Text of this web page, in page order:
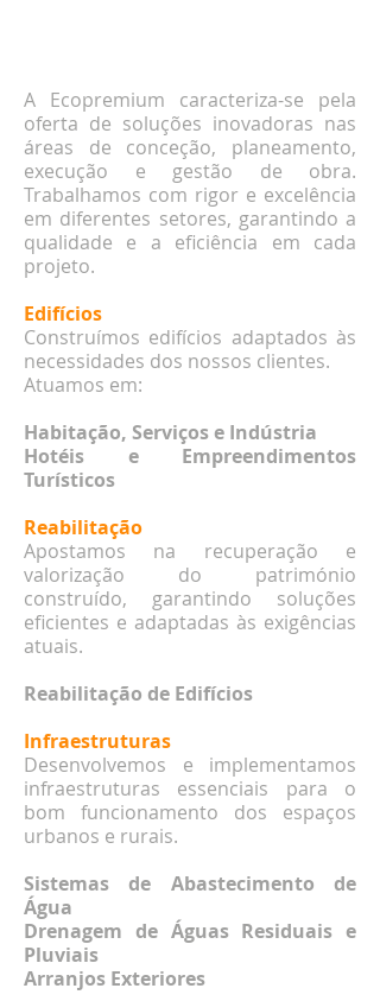
A Ecopremium caracteriza-se pela
oferta de soluções inovadoras nas
áreas de conceção, planeamento,
execução e gestão de obra.
Trabalhamos com rigor e excelência
em diferentes setores, garantindo a
qualidade e a eficiência em cada
projeto.
Edifícios
Construímos edifícios adaptados às
necessidades dos nossos clientes.
Atuamos em:
Habitação, Serviços e Indústria
Hotéis e Empreendimentos
Turísticos
Reabilitação
Apostamos na recuperação e
valorização do património
construído, garantindo soluções
eficientes e adaptadas às exigências
atuais.
Reabilitação de Edifícios
Infraestruturas ​​
Desenvolvemos e implementamos
infraestruturas essenciais para o
bom funcionamento dos espaços
urbanos e rurais.
Sistemas de Abastecimento de
Água
Drenagem de Águas Residuais e
Pluviais
Arranjos Exteriores